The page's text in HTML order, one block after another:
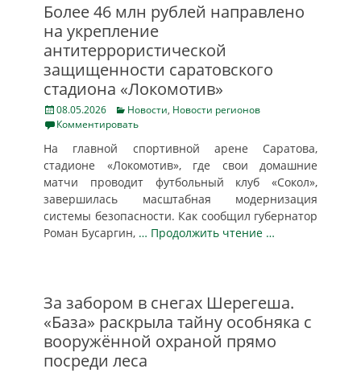
Более 46 млн рублей направлено
на укрепление
антитеррористической
защищенности саратовского
стадиона «Локомотив»
Posted
on
08.05.2026 Categories
Новости, Новости регионов
Комментировать
На главной спортивной арене Саратова,
стадионе «Локомотив», где свои домашние
матчи проводит футбольный клуб «Сокол»,
завершилась масштабная модернизация
системы безопасности. Как сообщил губернатор
Роман Бусаргин, … Продолжить чтение …
За забором в снегах Шерегеша.
«База» раскрыла тайну особняка с
вооружённой охраной прямо
посреди леса